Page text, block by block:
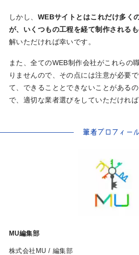
しかし、 WEBサイトとはこれだけ多く
が、いくつもの工程を経て制作される
解いただければ幸いです。
また、全てのWEB制作会社がこれらの
りませんので、その点には注意が必要
て、できることとできないことがある
で、適切な業者選びをしていただければ
筆者プロフィール
MU編集部
株式会社MU / 編集部